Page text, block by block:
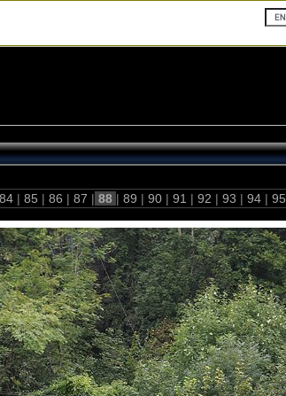
84 | 85 | 86 | 87 | 88 | 89 | 90 | 91 | 92 | 93 | 94 | 95